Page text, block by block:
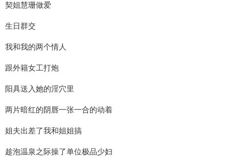
契姐慧珊做爱
生日群交
我和我的两个情人
跟外籍女工打炮
阳具送入她的淫穴里
两片暗红的阴唇一张一合的动着
姐夫出差了我和姐姐搞
趁泡温泉之际操了单位极品少妇